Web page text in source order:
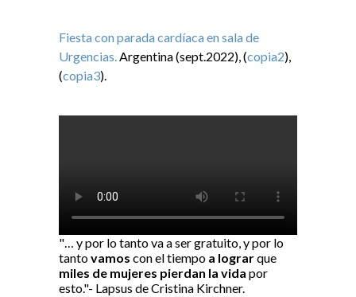
Fiesta con parada cardíaca en sala de
Urgencias.Argentina (sept.2022), (copia2),
(copia3).
"… y por lo tanto va a ser gratuito, y por lo
tantovamos con el tiempo a lograrque
miles de mujeres pierdan la vida por
esto."- Lapsus de Cristina Kirchner.